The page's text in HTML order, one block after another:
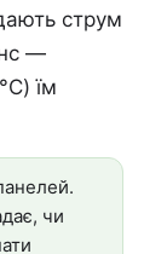
струм
—
їм
чи